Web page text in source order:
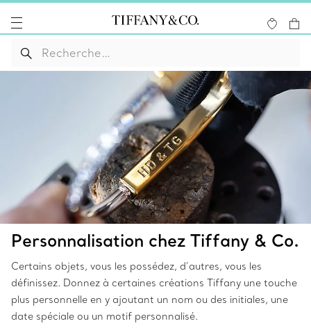
Personnalisation chez Tiffany & Co.
Certains objets, vous les possédez, d’autres, vous les
définissez. Donnez à certaines créations Tiffany une touche
plus personnelle en y ajoutant un nom ou des initiales, une
date spéciale ou un motif personnalisé.